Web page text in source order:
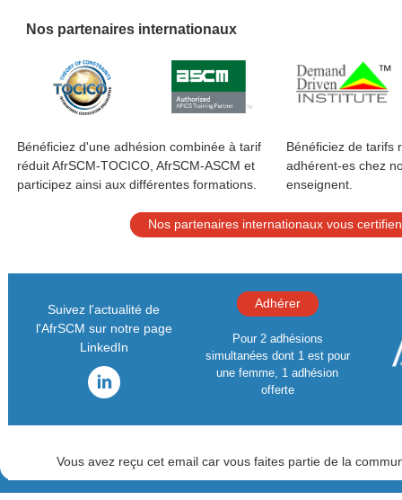
Nos partenaires internationaux
Bénéficiez d'une adhésion combinée à tarif
réduit AfrSCM-TOCICO, AfrSCM-ASCM et
participez ainsi aux différentes formations.
Bénéficiez de tarifs
adhérent-es chez
enseignent.
Nos partenaires internationaux vous
Suivez l'actualité de
l'AfrSCM sur notre page
LinkedIn
Adhérer
Pour 2 adhésions
simultanées dont 1 est pour
une femme, 1 adhésion
offerte
Vous avez reçu cet email car vous faites partie de la